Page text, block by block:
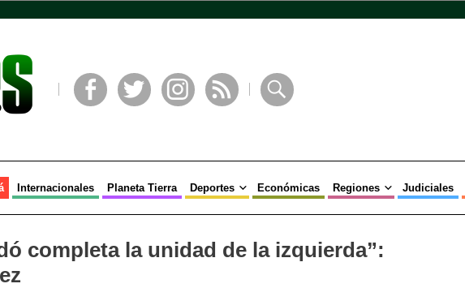
Internacionales Planeta Tierra Deportes Económicas Regiones Judiciales
completa la unidad de la izquierda”: